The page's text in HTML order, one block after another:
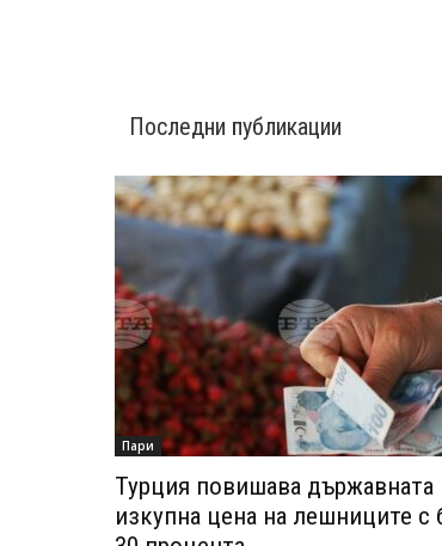
Последни публикации
Пари
Турция повишава държавната
изкупна цена на лешниците с